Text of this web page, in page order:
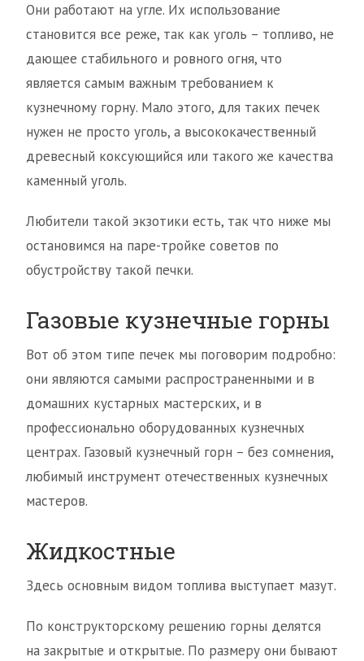
Они работают на угле. Их использование
становится все реже, так как уголь – топливо, не
дающее стабильного и ровного огня, что
является самым важным требованием к
кузнечному горну. Мало этого, для таких печек
нужен не просто уголь, а высококачественный
древесный коксующийся или такого же качества
каменный уголь.
Любители такой экзотики есть, так что ниже мы
остановимся на паре-тройке советов по
обустройству такой печки.
Газовые кузнечные горны
Вот об этом типе печек мы поговорим подробно:
они являются самыми распространенными и в
домашних кустарных мастерских, и в
профессионально оборудованных кузнечных
центрах. Газовый кузнечный горн – без сомнения,
любимый инструмент отечественных кузнечных
мастеров.
Жидкостные
Здесь основным видом топлива выступает мазут.
По конструкторскому решению горны делятся
на закрытые и открытые. По размеру они бывают